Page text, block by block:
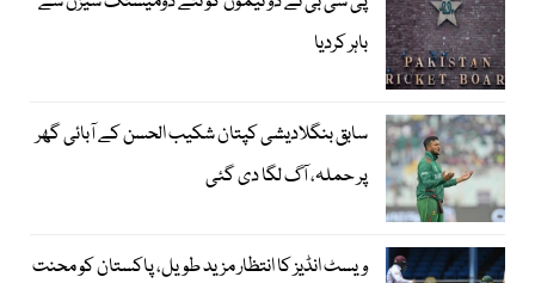
باہر کردیا
سابق بنگلادیشی کپتان شکیب الحسن کے آبائی گھر
پر حملہ، آگ لگا دی گئی
ویسٹ انڈیز کا انتظار مزید طویل، پاکستان کو محنت